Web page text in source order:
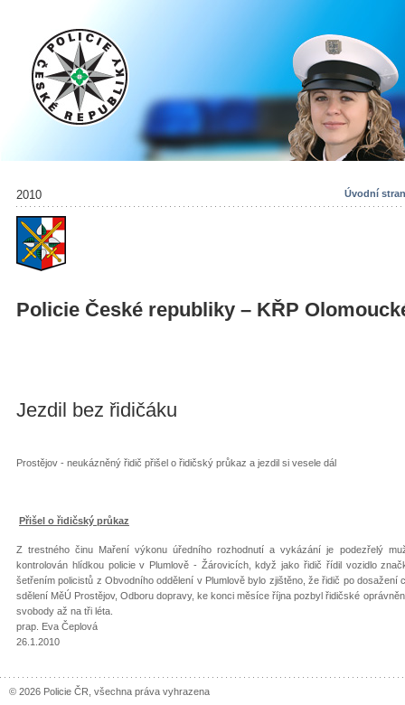
Úvodní
2010
Policie České republiky – KŘP
Jezdil bez řidičáku
Prostějov - neukázněný řidič přišel o řidičský průkaz a jezdil si vesele dál
Přišel o řidičský průkaz
Z trestného činu Maření výkonu úředního rozhodnutí a vykázání je podezřelý
kontrolován hlídkou policie v Plumlově - Žárovicích, když jako řidič řídil vozidlo
šetřením policistů z Obvodního oddělení v Plumlově bylo zjištěno, že řidič po dosažení
sdělení MěÚ Prostějov, Odboru dopravy, ke konci měsíce října pozbyl řidičské
svobody až na tři léta.
prap. Eva Čeplová
26.1.2010
© 2026 Policie ČR, všechna práva vyhrazena